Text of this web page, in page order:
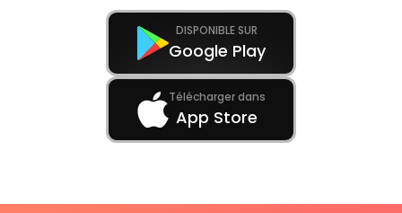
DISPONIBLE SUR
Google Play
Télécharger dans
App Store